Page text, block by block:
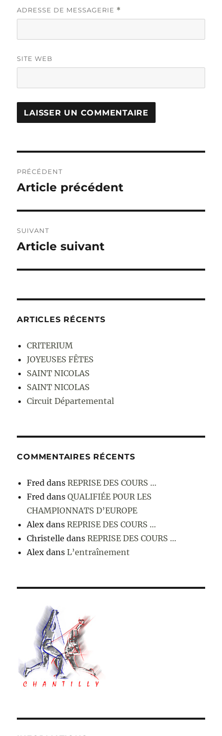
ADRESSE DE MESSAGERIE *
SITE WEB
de
PRÉCÉDENT
Publication
Article précédent
SUIVANT
Publication
Article suivant
ARTICLES RÉCENTS
CRITERIUM
JOYEUSES FÊTES
SAINT NICOLAS
SAINT NICOLAS
Circuit Départemental
COMMENTAIRES RÉCENTS
Fred dansREPRISE DES COURS …
Fred dansQUALIFIÉE POUR LES
CHAMPIONNATS D’EUROPE
Alex dansREPRISE DES COURS …
Christelle dansREPRISE DES COURS …
Alex dansL’entraînement